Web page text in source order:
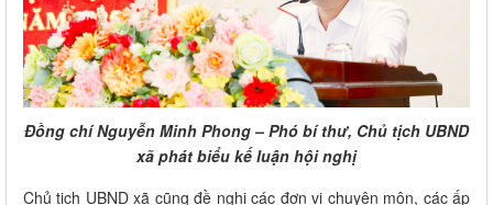
Đồng chí Nguyễn Minh Phong – Phó bí thư, Chủ tịch UBND
xã phát biểu kế luận hội nghị
Chủ tịch UBND xã cũng đề nghị các đơn vị chuyên môn, các ấp